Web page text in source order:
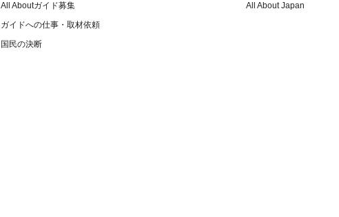
All Aboutガイド募集
ガイドへの仕事・取材依頼
国民の決断
All About Japan